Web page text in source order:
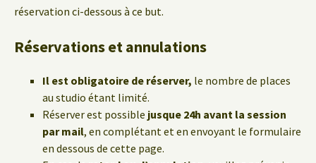
réservation ci-dessous à ce but.
Réservations et annulations
Il est obligatoire de réserver, le nombre de places
au studio étant limité.
Réserver est possible jusque 24h avant la session
par mail, en complétant et en envoyant le formulaire
en dessous de cette page.